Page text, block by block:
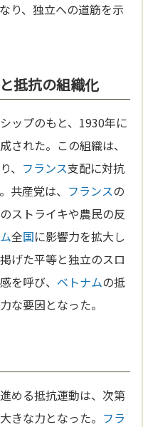
り、独立への道筋を示
抵抗の組織化
ップのもと、1930年に
された。この組織は、
、 フランス支配に対抗
共産党は、 フランスの
ストライキや農民の反
全国に影響力を拡大し
げた平等と独立のスロ
を呼び、 ベトナムの抵
な要因となった。
める抵抗運動は、次第
きな力となった。 フラ